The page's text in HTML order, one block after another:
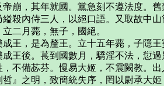
崩，其年就國。黨急刻不遵法度。
殺內侍三人，以絕口語。又取故中
二月薨，無子，國絕。
王，是為釐王。立十五年薨，子隱王
王後。萇到國數月，驕淫不法，愆
不備苾芬。慢易大姬，不震闕教。
』之明，致簡統失序，罔以尉承大姬